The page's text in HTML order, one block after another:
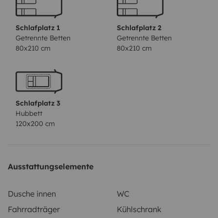
your trip you do not lack anything, we equip the
vehicles with a multitude of accessories that give them
enough autonomy to spend a long time with your
home in tow. It has a bathroom separate from the
220v). Gas fires, heating and hot water. It has a power
inverter in the living room area, awning, bike rack, TV
with antenna... To make your trip complete and in case
you can't bring it from home, we offer some extras
offer do not fit you or you need any extra service, do
circumstances! Keep browsing and you will see the
most technical data such as the number of seats,
Schlafplatz 1
Getrennte Betten
80x210 cm
Schlafplatz 2
Getrennte Betten
80x210 cm
Schlafplatz 3
Hubbett
120x200 cm
Ausstattungselemente
Dusche innen
WC
Fahrradträger
Kühlschrank